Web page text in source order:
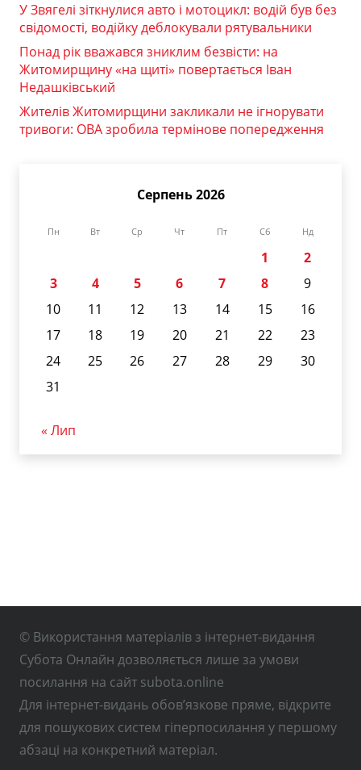
У Звягелі зіткнулися авто і мотоцикл: водій був без
свідомості, водійку деблокували рятувальники
Понад рік вважався зниклим безвісти: на
Житомирщину «на щиті» повертається Іван
Недашківський
Жителів Житомирщини закликали не ігнорувати
тривоги: ОВА зробила термінове попередження
Серпень 2026
Пн Вт Ср Чт Пт Сб Нд
1
2
3
4 5 6 7 8
9
10
11 12 13 14 15
16
17
18 19 20 21 22
23
24
25 26 27 28 29
30
31
« Лип
© Використання матеріалів з інтернет-видання
Субота Онлайн дозволяється лише за умови
посилання на сайт subota.online
Для інтернет-видань обов’язкове пряме, відкрите
для пошукових систем гіперпосилання у першому
абзаці на конкретний матеріал.